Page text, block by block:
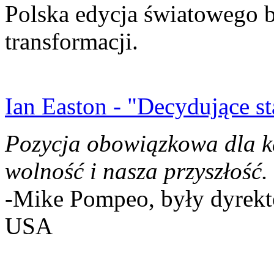
Polska edycja światowego
transformacji.
Ian Easton - "Decydujące
Pozycja obowiązkowa dla
wolność i nasza przyszłość.
-Mike Pompeo, były
USA